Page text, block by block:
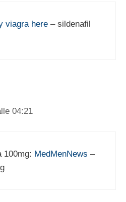
viagra here – sildenafil
04:21
100mg: MedMenNews –